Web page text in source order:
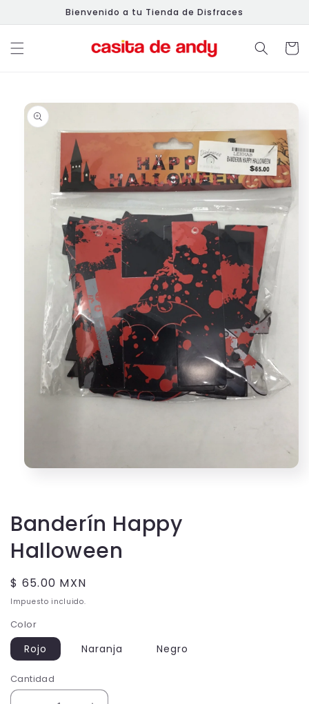
directamente
al contenido
Bienvenido a tu Tienda de Disfraces
Carrito
directamente
información
del producto
una
modal
Banderín Happy
Halloween
Precio
habitual
$ 65.00 MXN
Impuesto incluido.
Color
Rojo Naranja Negro
Cantidad